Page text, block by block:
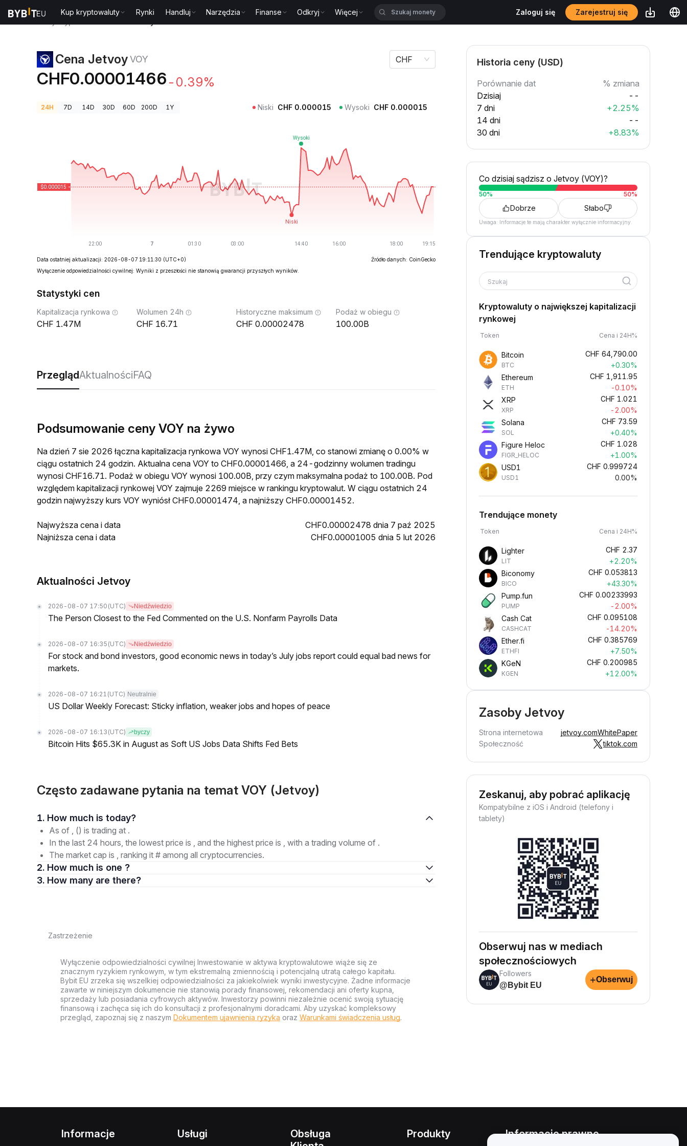
Kup kryptowaluty Rynki Handluj Narzędzia Finanse Odkryj Więcej Zaloguj się Zarejestruj się
Cena JetvoyVOY
CHF0.00001466 -0.39%
CHF
24H 7D 14D 30D 60D 200D 1Y Niski CHF 0.000015 Wysoki CHF 0.000015
Data ostatniej aktualizacji: 2026-08-07 19:11:30 (UTC+0)
Źródło danych: CoinGecko
Wyłączenie odpowiedzialności cywilnej: Wyniki z przeszłości nie stanowią gwarancji przyszłych wyników.
Statystyki cen
Kapitalizacja rynkowa
1.47M
Wolumen 24h
16.71
Historyczne maksimum
0.00002478
Podaż w obiegu
100.00B
PrzeglądAktualnościFAQ
Podsumowanie ceny VOY na żywo
Na dzień 7 sie 2026 łączna kapitalizacja rynkowa VOY wynosi CHF1.47M, co stanowi zmianę o 0.00% w
ciągu ostatnich 24 godzin. Aktualna cena VOY to CHF0.00001466, a 24-godzinny wolumen tradingu
wynosi CHF16.71. Podaż w obiegu VOY wynosi 100.00B, przy czym maksymalna podaż to 100.00B. Pod
względem kapitalizacji rynkowej VOY zajmuje 2269 miejsce w rankingu kryptowalut. W ciągu ostatnich 24
godzin najwyższy kurs VOY wyniósł CHF0.00001474, a najniższy CHF0.00001452.
Najwyższa cena i data
CHF0.00002478 dnia 7 paź 2025
Najniższa cena i data
CHF0.00001005 dnia 5 lut 2026
Aktualności Jetvoy
2026-08-07 17:50 (UTC) Niedźwiedzio
The Person Closest to the Fed Commented on the U.S. Nonfarm Payrolls Data
2026-08-07 16:35 (UTC) Niedźwiedzio
For stock and bond investors, good economic news in today’s July jobs report could equal bad news for
markets.
2026-08-07 16:21 (UTC) Neutralnie
US Dollar Weekly Forecast: Sticky inflation, weaker jobs and hopes of peace
2026-08-07 16:13 (UTC) byczy
Bitcoin Hits $65.3K in August as Soft US Jobs Data Shifts Fed Bets
Często zadawane pytania na temat VOY (Jetvoy)
1. How much is today?
As of , () is trading at .
In the last 24 hours, the lowest price is , and the highest price is , with a trading volume of .
The market cap is , ranking it # among all cryptocurrencies.
2. How much is one ?
3. How many are there?
Zastrzeżenie
Wyłączenie odpowiedzialności cywilnej Inwestowanie w aktywa kryptowalutowe wiąże się ze
znacznym ryzykiem rynkowym, w tym ekstremalną zmiennością i potencjalną utratą całego kapitału.
Bybit EU zrzeka się wszelkiej odpowiedzialności za jakiekolwiek wyniki inwestycyjne. Żadne informacje
zawarte w niniejszym dokumencie nie stanowią porady finansowej, rekomendacji ani oferty kupna,
sprzedaży lub posiadania cyfrowych aktywów. Inwestorzy powinni niezależnie ocenić swoją sytuację
finansową i zachęca się ich do konsultacji z profesjonalnymi doradcami. Aby uzyskać kompleksowy
przegląd, zapoznaj się z naszym Dokumentem ujawnienia ryzyka oraz Warunkami świadczenia usług.
Historia ceny (USD)
Porównanie dat
% zmiana
Dzisiaj
--
7 dni
+2.25%
14 dni
--
30 dni
+8.83%
Co dzisiaj sądzisz o Jetvoy (VOY)?
50% 50%
Dobrze Słabo
Uwaga: Informacje te mają charakter wyłącznie informacyjny.
Trendujące kryptowaluty
Szukaj
Kryptowaluty o największej kapitalizacji
rynkowej
Token Cena i 24H%
Bitcoin
BTC
CHF 64,790.00
+0.30%
Ethereum
ETH
CHF 1,911.95
-0.10%
XRP
XRP
CHF 1.021
-2.00%
Solana
SOL
CHF 73.59
+0.40%
Figure Heloc
FIGR_HELOC
CHF 1.028
+1.00%
USD1
USD1
CHF 0.999724
0.00%
Trendujące monety
Token Cena i 24H%
Lighter
LIT
CHF 2.37
+2.20%
Biconomy
BICO
CHF 0.053813
+43.30%
Pump.fun
PUMP
CHF 0.00233993
-2.00%
Cash Cat
CASHCAT
CHF 0.095108
-14.20%
Ether.fi
ETHFI
CHF 0.385769
+7.50%
KGeN
KGEN
CHF 0.200985
+12.00%
Zasoby Jetvoy
Strona internetowa jetvoy.comWhitePaper
Społeczność
tiktok.com
Zeskanuj, aby pobrać aplikację
Kompatybilne z iOS i Android (telefony i
tablety)
Obserwuj nas w mediach
społecznościowych
Followers
@Bybit EU
+Obserwuj
Informacje Usługi
Obsługa
Produkty Informacje prawne